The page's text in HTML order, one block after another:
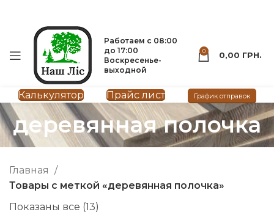
Работаем с 08:00
до 17:00
Воскресенье-
выходной
0 0,00 ГРН.
Калькулятор Прайс лист График отправок
деревянная полочка
Главная
Товары с меткой «деревянная полочка»
Показаны все (13)